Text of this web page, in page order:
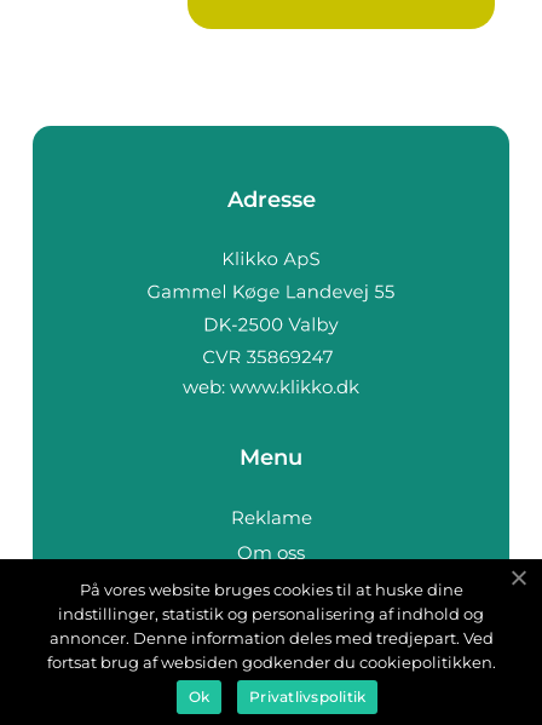
Adresse
web: www.klikko.dk
Menu
Reklame
Om oss
Cookies
Kontakt Oss
Sitemap
På vores website bruges cookies til at huske dine
indstillinger, statistik og personalisering af indhold og
annoncer. Denne information deles med tredjepart. Ved
fortsat brug af websiden godkender du cookiepolitikken.
Ok Privatlivspolitik